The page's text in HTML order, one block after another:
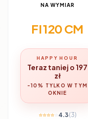
NA WYMIAR
FI 120 CM
HAPPY HOUR
Teraz taniej o 197
zł
-10% TYLKO W TYM
OKNIE
⭐⭐⭐⭐⭐4.3(3)